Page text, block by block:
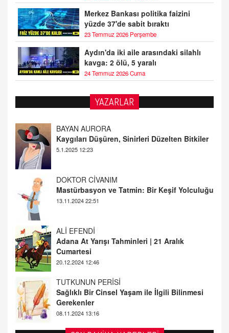
Merkez Bankası politika faizini
yüzde 37'de sabit bıraktı
23 Temmuz 2026 Perşembe
Aydın'da iki aile arasındaki silahlı
kavga: 2 ölü, 5 yaralı
24 Temmuz 2026 Cuma
YAZARLAR
DOKTOR CİVANIM
Mastürbasyon ve Tatmin: Bir Keşif Yolculuğu
13.11.2024 22:51
ALİ EFENDİ
Adana At Yarışı Tahminleri | 21 Aralık
Cumartesi
TUTKUNUN PERİSİ
Sağlıklı Bir Cinsel Yaşam ile İlgili Bilinmesi
Gerekenler
08.11.2024 13:16
FARUK ÖNALAN
Tezkere Onaylanmasaydı…
2 Kasım 2021 Salı 00:11